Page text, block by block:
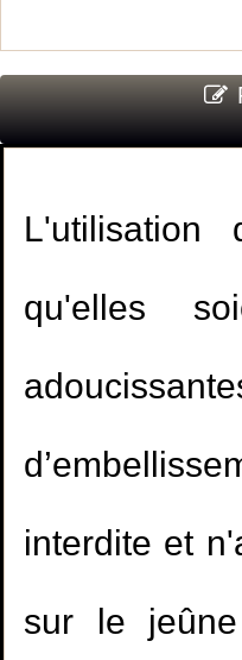
qu'elles
interdite et
sur le